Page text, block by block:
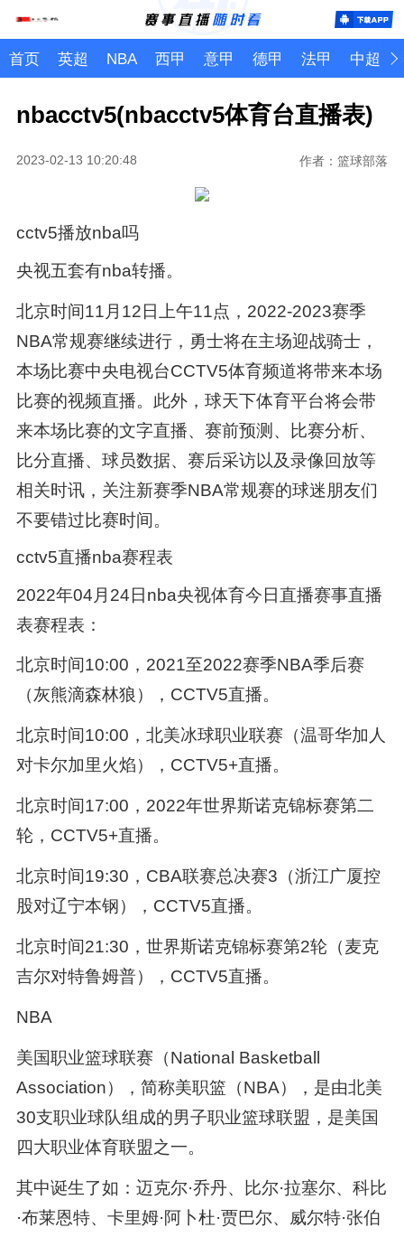
首页 英超 NBA 西甲 意甲 德甲 法甲 中超
nbacctv5(nbacctv5体育台直播表)
2023-02-13 10:20:48 作者：篮球部落
cctv5播放nba吗
央视五套有nba转播。
北京时间11月12日上午11点，2022-2023赛季
NBA常规赛继续进行，勇士将在主场迎战骑士，
本场比赛中央电视台CCTV5体育频道将带来本场
比赛的视频直播。此外，球天下体育平台将会带
来本场比赛的文字直播、赛前预测、比赛分析、
比分直播、球员数据、赛后采访以及录像回放等
相关时讯，关注新赛季NBA常规赛的球迷朋友们
不要错过比赛时间。
cctv5直播nba赛程表
2022年04月24日nba央视体育今日直播赛事直播
表赛程表：
北京时间10:00，2021至2022赛季NBA季后赛
（灰熊滴森林狼），CCTV5直播。
北京时间10:00，北美冰球职业联赛（温哥华加人
对卡尔加里火焰），CCTV5+直播。
北京时间17:00，2022年世界斯诺克锦标赛第二
轮，CCTV5+直播。
北京时间19:30，CBA联赛总决赛3（浙江广厦控
股对辽宁本钢），CCTV5直播。
北京时间21:30，世界斯诺克锦标赛第2轮（麦克
吉尔对特鲁姆普），CCTV5直播。
NBA
美国职业篮球联赛（National Basketball
Association），简称美职篮（NBA），是由北美
30支职业球队组成的男子职业篮球联盟，是美国
四大职业体育联盟之一。
其中诞生了如：迈克尔·乔丹、比尔·拉塞尔、科比
·布莱恩特、卡里姆·阿卜杜·贾巴尔、威尔特·张伯